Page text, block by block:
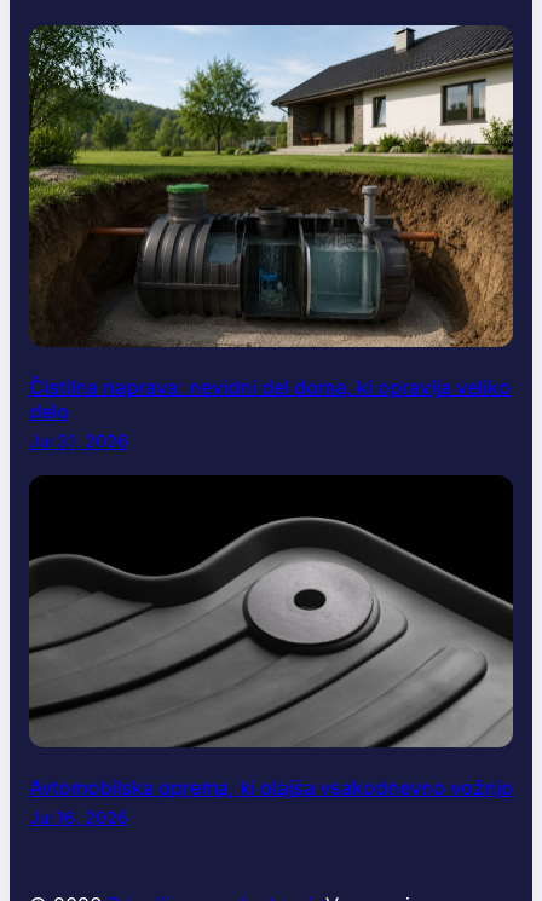
Čistilna naprava: nevidni del doma, ki opravlja veliko
delo
Jul 31, 2026
Avtomobilska oprema, ki olajša vsakodnevno vožnjo
Jul 16, 2026